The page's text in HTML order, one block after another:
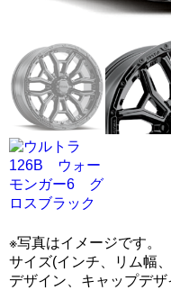
※写真はイメージです。
サイズ(インチ、リム幅
デザイン、キャップデザ